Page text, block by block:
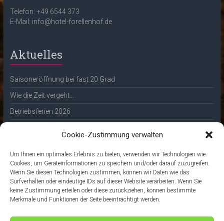
Cookie-Zustimmung verwalten
Um Ihnen ein optimales Erlebnis zu bieten, verwenden wir Technologien wie
Cookies, um Geräteinformationen zu speichern und/oder darauf zuzugreifen.
Wenn Sie diesen Technologien zustimmen, können wir Daten wie das
Surfverhalten oder eindeutige IDs auf dieser Website verarbeiten. Wenn Sie
keine Zustimmung erteilen oder diese zurückziehen, können bestimmte
Merkmale und Funktionen der Seite beeinträchtigt werden.
Telefon: +49 6544 373
E-Mail: info@hotel-forellenhof.de
Aktuelles
Saisoneröffnung bei fast 20 Grad
Wie die Zeit vergeht…
Betriebsferien 2026
Unsere regionalen Partner
Nationalpark Hunsrück-Hochwald